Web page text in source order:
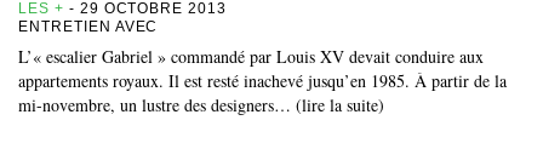
LES + - 29 OCTOBRE 2013
ENTRETIEN AVEC
L’« escalier Gabriel » commandé par Louis XV devait conduire aux
appartements royaux. Il est resté inachevé jusqu’en 1985. À partir de la
mi-novembre, un lustre des designers… (lire la suite)